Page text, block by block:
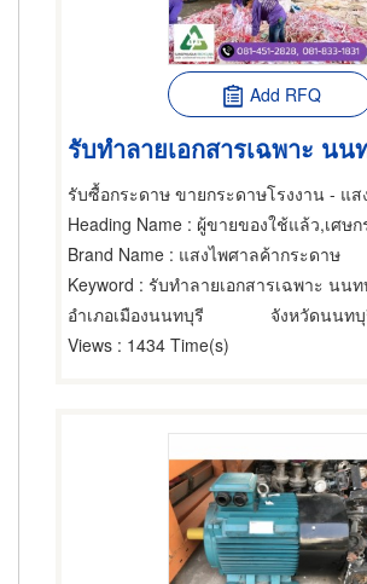
Add RFQ
รับทำลายเอกสารเฉพาะ นน
Heading Name : ผู้ขายของใช้แล้ว,เศษ
Brand Name : แสงไพศาลค้ากระดาษ
Keyword : รับทำลายเอกสารเฉพาะ นน
อำเภอเมืองนนทบุรี
จังหวัดนนท
Views : 1434 Time(s)